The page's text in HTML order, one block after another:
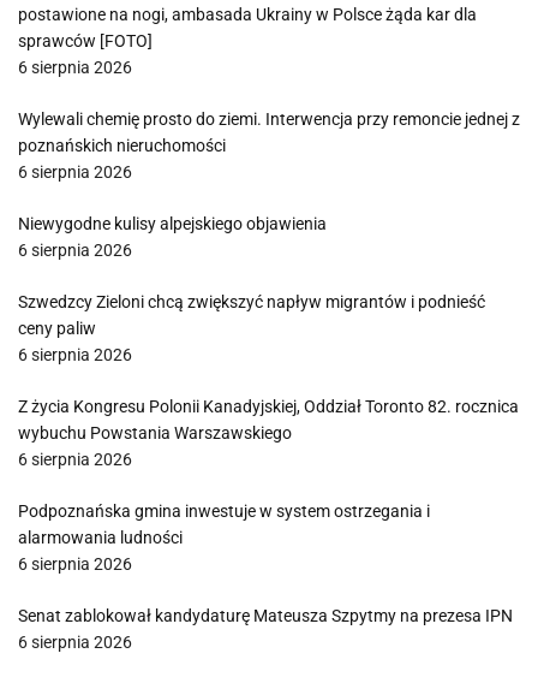
postawione na nogi, ambasada Ukrainy w Polsce żąda kar dla
sprawców [FOTO]
6 sierpnia 2026
Wylewali chemię prosto do ziemi. Interwencja przy remoncie jednej z
poznańskich nieruchomości
6 sierpnia 2026
Niewygodne kulisy alpejskiego objawienia
6 sierpnia 2026
Szwedzcy Zieloni chcą zwiększyć napływ migrantów i podnieść
ceny paliw
6 sierpnia 2026
Z życia Kongresu Polonii Kanadyjskiej, Oddział Toronto 82. rocznica
wybuchu Powstania Warszawskiego
6 sierpnia 2026
Podpoznańska gmina inwestuje w system ostrzegania i
alarmowania ludności
6 sierpnia 2026
Senat zablokował kandydaturę Mateusza Szpytmy na prezesa IPN
6 sierpnia 2026